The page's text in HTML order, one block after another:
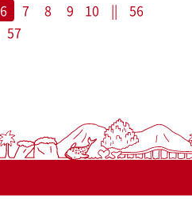
6 7 8 9 10 ||
56
57